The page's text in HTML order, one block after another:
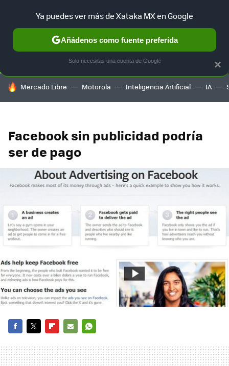
SELECCIÓN GAMING HOME AUTO TERRITORIO
HOY SE HABLA DE
Mercado Libre Motorola Inteligencia Artificial IA
Facebook sin publicidad podría
ser de pago
MAIL
×
Ya puedes ver más de Xataka MX en Google
Añádenos como fuente preferida
Solo necesitas una cuenta de Google